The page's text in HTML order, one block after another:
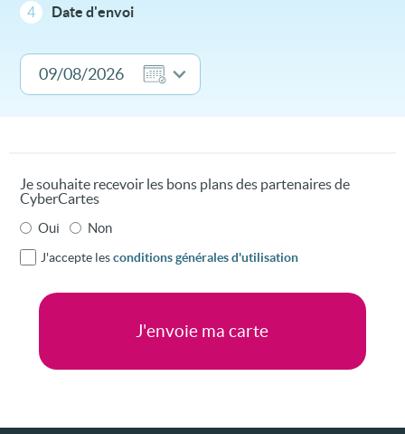
4 Date d'envoi
Je souhaite recevoir les bons plans des partenaires de
CyberCartes
Oui Non
J'accepte lesconditions générales d'utilisation